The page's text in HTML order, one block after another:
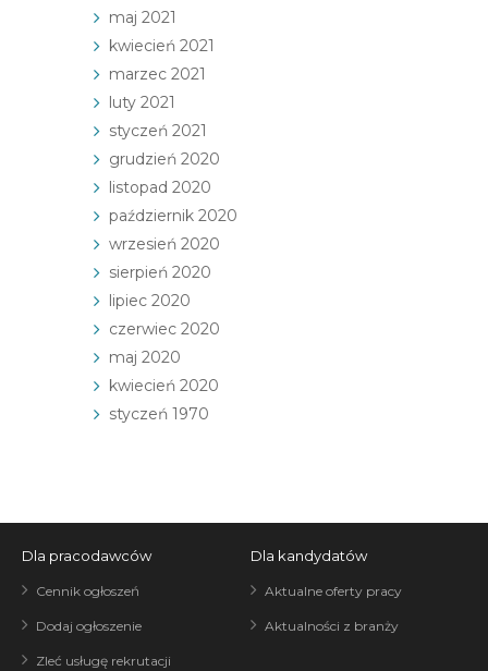
maj 2021
kwiecień 2021
marzec 2021
luty 2021
styczeń 2021
grudzień 2020
listopad 2020
październik 2020
wrzesień 2020
sierpień 2020
lipiec 2020
czerwiec 2020
maj 2020
kwiecień 2020
styczeń 1970
Dla pracodawców
Cennik ogłoszeń
Dodaj ogłoszenie
Zleć usługę rekrutacji
Dla kandydatów
Aktualne oferty pracy
Aktualności z branży